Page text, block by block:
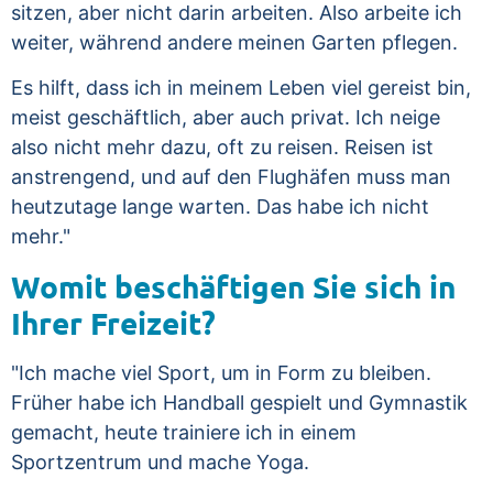
sitzen, aber nicht darin arbeiten. Also arbeite ich
weiter, während andere meinen Garten pflegen.
Es hilft, dass ich in meinem Leben viel gereist bin,
meist geschäftlich, aber auch privat. Ich neige
also nicht mehr dazu, oft zu reisen. Reisen ist
anstrengend, und auf den Flughäfen muss man
heutzutage lange warten. Das habe ich nicht
mehr."
Womit beschäftigen Sie sich in
Ihrer Freizeit?
"Ich mache viel Sport, um in Form zu bleiben.
Früher habe ich Handball gespielt und Gymnastik
gemacht, heute trainiere ich in einem
Sportzentrum und mache Yoga.